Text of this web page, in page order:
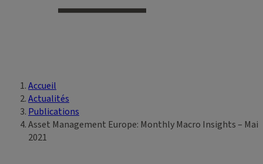
Vous êtes ici
Accueil
Actualités
Publications
Asset Management Europe: Monthly Macro Insights – Mai
2021